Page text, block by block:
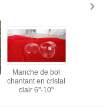
Manche de bol
chantant en cristal
clair 6"-10"